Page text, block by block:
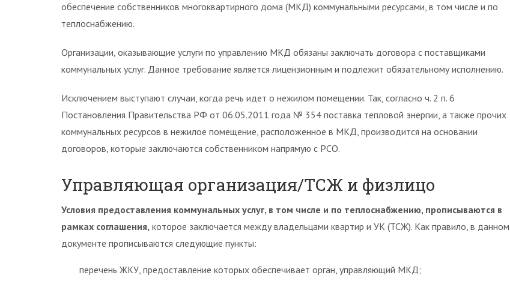
обеспечение собственников многоквартирного дома (МКД) коммунальными ресурсами, в том числе и по
теплоснабжению.
Организации, оказывающие услуги по управлению МКД обязаны заключать договора с поставщиками
коммунальных услуг. Данное требование является лицензионным и подлежит обязательному исполнению.
Исключением выступают случаи, когда речь идет о нежилом помещении. Так, согласно ч. 2 п. 6
Постановления Правительства РФ от 06.05.2011 года № 354 поставка тепловой энергии, а также прочих
коммунальных ресурсов в нежилое помещение, расположенное в МКД, производится на основании
договоров, которые заключаются собственником напрямую с РСО.
Управляющая организация/ТСЖ и физлицо
Условия предоставления коммунальных услуг, в том числе и по теплоснабжению, прописываются в
рамках соглашения, которое заключается между владельцами квартир и УК (ТСЖ). Как правило, в данном
документе прописываются следующие пункты:
перечень ЖКУ, предоставление которых обеспечивает орган, управляющий МКД;